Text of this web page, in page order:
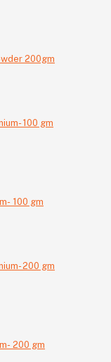
200gm
100 gm
200 gm